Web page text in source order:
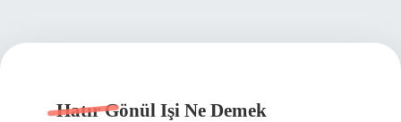
Hatır Gönül Işi Ne Demek